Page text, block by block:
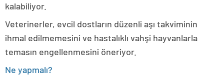
kalabiliyor.
Veterinerler, evcil dostların düzenli aşı takviminin
ihmal edilmemesini ve hastalıklı vahşi hayvanlarla
temasın engellenmesini öneriyor.
Ne yapmalı?